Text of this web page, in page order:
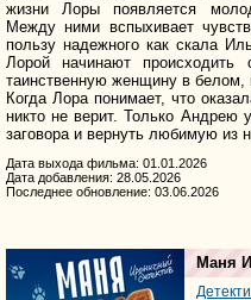
жизни Лоры появляется
Между ними вспыхивает
пользу надежного как скала
Лорой начинают происходить
таинственную женщину в белом,
Когда Лора понимает, что
никто не верит. Только Андрею
заговора и вернуть любимую из
Дата выхода фильма: 01.01.2026
Дата добавления: 28.05.2026
Последнее обновление: 03.06.2026
Маня